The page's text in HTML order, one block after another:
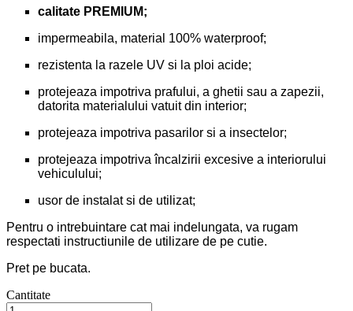
calitate PREMIUM;
impermeabila, material 100% waterproof;
rezistenta la razele UV si la ploi acide;
protejeaza impotriva prafului, a ghetii sau a zapezii,
datorita materialului vatuit din interior;
protejeaza impotriva pasarilor si a insectelor;
protejeaza impotriva încalzirii excesive a interiorului
vehiculului;
usor de instalat si de utilizat;
Pentru o intrebuintare cat mai indelungata, va rugam
respectati instructiunile de utilizare de pe cutie.
Pret pe bucata.
Cantitate